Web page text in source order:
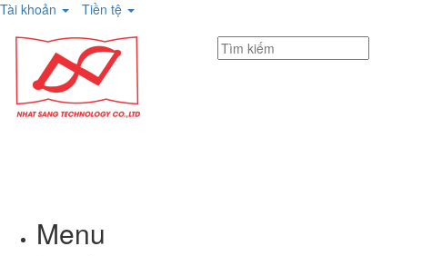
Tài khoản Tiền tệ
Menu